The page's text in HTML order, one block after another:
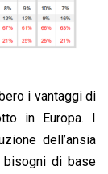
i vantaggi di
in Europa. I
dell’ansia
di base